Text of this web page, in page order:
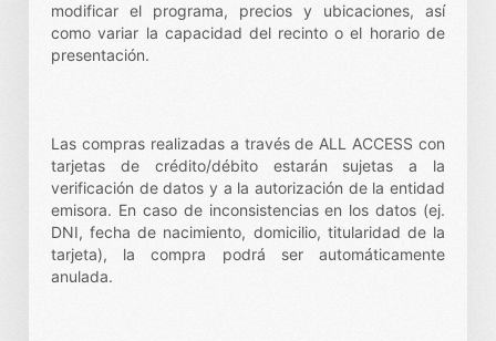
modificar el programa, precios y ubicaciones, así
como variar la capacidad del recinto o el horario de
presentación.
Las compras realizadas a través de ALL ACCESS con
tarjetas de crédito/débito estarán sujetas a la
verificación de datos y a la autorización de la entidad
emisora. En caso de inconsistencias en los datos (ej.
DNI, fecha de nacimiento, domicilio, titularidad de la
tarjeta), la compra podrá ser automáticamente
anulada.